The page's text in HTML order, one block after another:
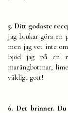
5. Ditt godaste
Jag brukar göra en
men jag vet inte
bjöd jag på en
marängbottnar,
väldigt gott!
6. Det brinner.